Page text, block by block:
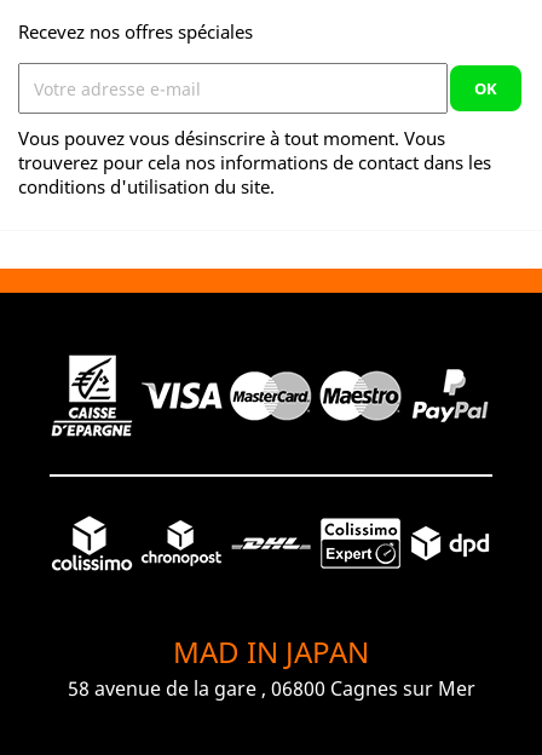
Recevez nos offres spéciales
Vous pouvez vous désinscrire à tout moment. Vous
trouverez pour cela nos informations de contact dans les
conditions d'utilisation du site.
MAD IN JAPAN
58 avenue de la gare , 06800 Cagnes sur Mer